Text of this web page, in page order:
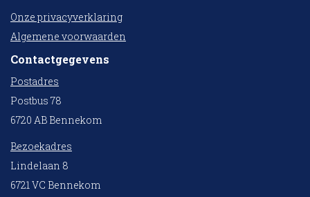
Onze privacyverklaring
Algemene voorwaarden
Contactgegevens
Postadres
Postbus 78
6720 AB Bennekom
Bezoekadres
Lindelaan 8
6721 VC Bennekom